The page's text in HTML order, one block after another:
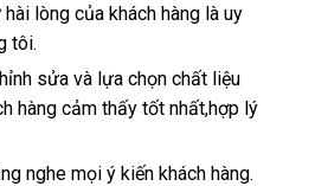
lòng của khách hàng là uy
tôi.
sửa và lựa chọn chất liệu
hàng cảm thấy tốt nhất,hợp lý
nghe mọi ý kiến khách hàng.